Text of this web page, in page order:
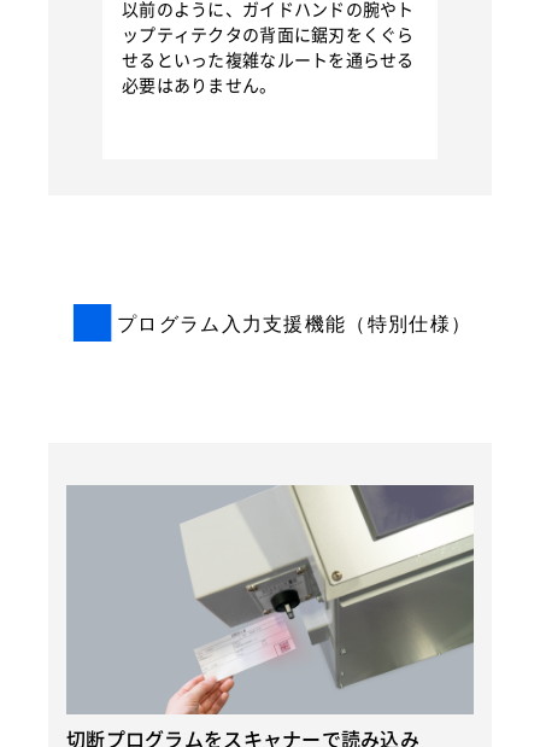
以前のように、ガイドハンドの腕やト
ップティテクタの背面に鋸刃をくぐら
せるといった複雑なルートを通らせる
必要はありません。
■ プログラム入力支援機能（特別仕様）
切断プログラムをスキャナーで読み込み